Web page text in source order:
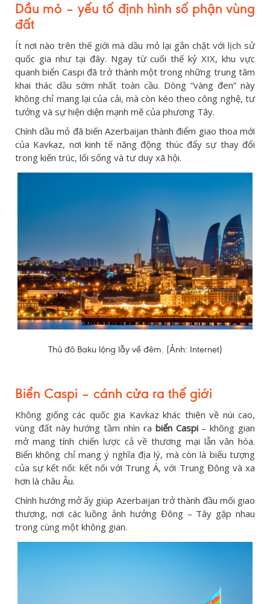
Dầu mỏ – yếu tố định hình số phận vùng
đất
Ít nơi nào trên thế giới mà dầu mỏ lại gắn chặt với lịch sử
quốc gia như tại đây. Ngay từ cuối thế kỷ XIX, khu vực
quanh biển Caspi đã trở thành một trong những trung tâm
khai thác dầu sớm nhất toàn cầu. Dòng “vàng đen” này
không chỉ mang lại của cải, mà còn kéo theo công nghệ, tư
tưởng và sự hiện diện mạnh mẽ của phương Tây.
Chính dầu mỏ đã biến Azerbaijan thành điểm giao thoa mới
của Kavkaz, nơi kinh tế năng động thúc đẩy sự thay đổi
trong kiến trúc, lối sống và tư duy xã hội.
Thủ đô Baku lộng lẫy về đêm. (Ảnh: Internet)
Biển Caspi – cánh cửa ra thế giới
Không giống các quốc gia Kavkaz khác thiên về núi cao,
vùng đất này hướng tầm nhìn ra biển Caspi– không gian
mở mang tính chiến lược cả về thương mại lẫn văn hóa.
Biển không chỉ mang ý nghĩa địa lý, mà còn là biểu tượng
của sự kết nối: kết nối với Trung Á, với Trung Đông và xa
hơn là châu Âu.
Chính hướng mở ấy giúp Azerbaijan trở thành đầu mối giao
thương, nơi các luồng ảnh hưởng Đông – Tây gặp nhau
trong cùng một không gian.